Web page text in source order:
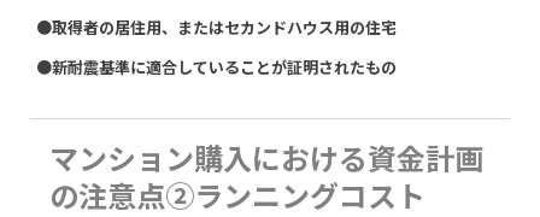
●取得者の居住用、またはセカンドハウス用の住宅
●新耐震基準に適合していることが証明されたもの
マンション購入における資金計画
の注意点②ランニングコスト